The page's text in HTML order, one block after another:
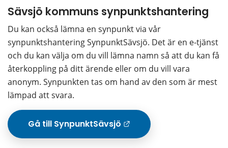
Sävsjö kommuns synpunktshantering
Du kan också lämna en synpunkt via vår
synpunktshantering SynpunktSävsjö. Det är en e-tjänst
och du kan välja om du vill lämna namn så att du kan få
återkoppling på ditt ärende eller om du vill vara
anonym. Synpunkten tas om hand av den som är mest
lämpad att svara.
Gå till SynpunktSävsjö